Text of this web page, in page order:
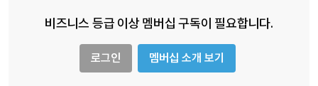
비즈니스 등급 이상 멤버십 구독이 필요합니다.
로그인 멤버십 소개 보기